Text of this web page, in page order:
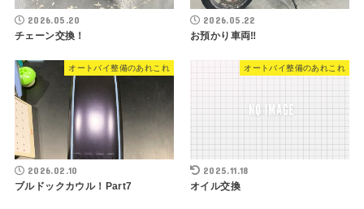
2026.05.20
チェーン交換！
2026.05.22
お預かり車両‼︎
オートバイ整備のあれこれ
2026.02.10
ブルドックカウル！Part7
オートバイ整備のあれこれ
2025.11.18
オイル交換